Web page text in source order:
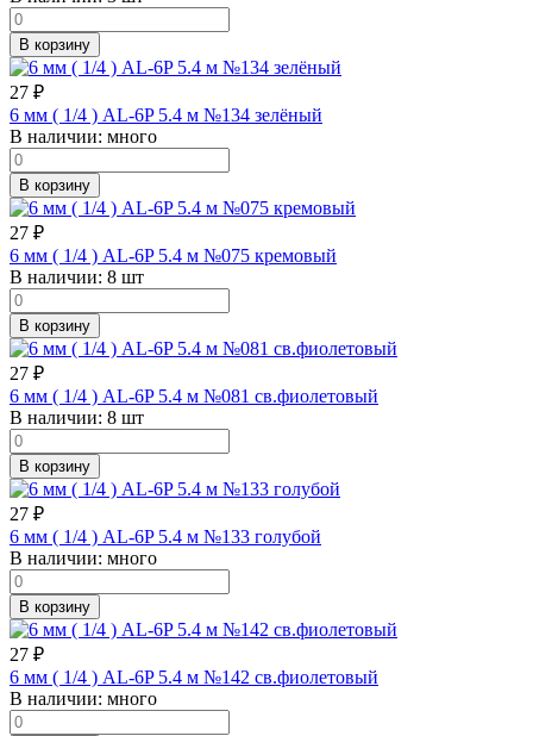
В корзину
27 ₽
6 мм ( 1/4 ) AL-6P 5.4 м №134 зелёный
В наличии: много
В корзину
27 ₽
6 мм ( 1/4 ) AL-6P 5.4 м №075 кремовый
В наличии: 8 шт
В корзину
27 ₽
6 мм ( 1/4 ) AL-6P 5.4 м №081 св.фиолетовый
В наличии: 8 шт
В корзину
27 ₽
6 мм ( 1/4 ) AL-6P 5.4 м №133 голубой
В наличии: много
В корзину
27 ₽
6 мм ( 1/4 ) AL-6P 5.4 м №142 св.фиолетовый
В наличии: много